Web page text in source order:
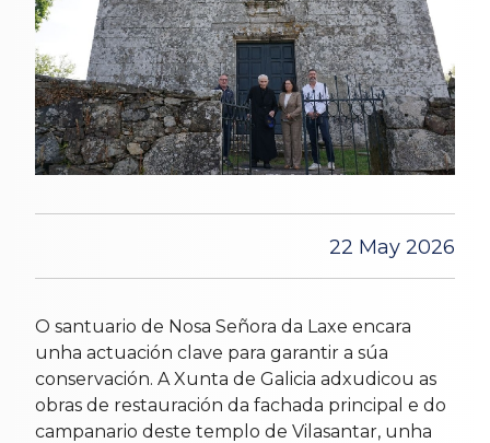
22 May 2026
O santuario de Nosa Señora da Laxe encara
unha actuación clave para garantir a súa
conservación. A Xunta de Galicia adxudicou as
obras de restauración da fachada principal e do
campanario deste templo de Vilasantar, unha